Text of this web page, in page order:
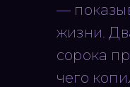
—
жизни.
сорока
чего